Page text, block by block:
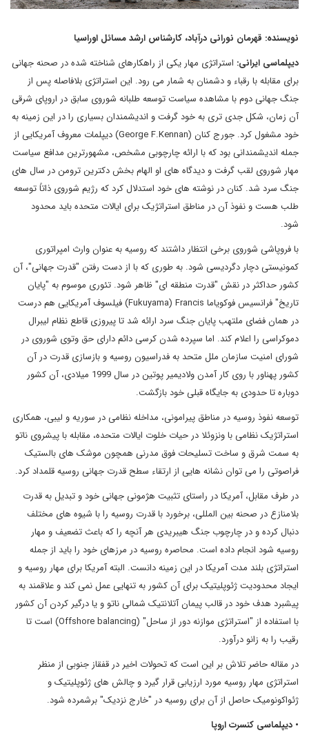
نویسنده: قهرمان نورانی درآباد، کارشناس ارشد مسائل اوراسیا
دیپلماسی ایرانی: استراتژی مهار یکی از راهکارهای شناخته شده در صحنه جهانی
برای مقابله با رقباء و دشمنان به شمار می رود. این استراتژی بلافاصله پس از
جنگ جهانی دوم با مشاهده سیاست توسعه طلبانه شوروی سابق در اروپای شرقی
آن زمان، شکل جدی تری به خود گرفت و اندیشمندان بسیاری را در این زمینه به
خود مشغول کرد. جورج کنان (George F.Kennan) دیپلمات معروف آمریکایی از
جمله اندیشمندانی بود که با ارائه چارچوبی مشخص، مشهورترین مدافع سیاست
مهار شوروی لقب گرفت و دیدگاه های او الهام بخش دکترین ترومن در سال های
جنگ سرد شد. کنان در نوشته های خود استدلال کرد که رژیم شوروی ذاتاً توسعه
طلب هست و نفوذ آن در مناطق استراتژیک برای ایالات متحده باید محدود
شود.
با فروپاشی شوروی برخی انتظار داشتند که روسیه به عنوان وارث امپراتوری
کمونیستی دچار دگردیسی شود. به طوری که با از دست رفتن "قدرت جهانی"، آن
کشور حداکثر در نقش "قدرت منطقه ای" ظاهر شود. تئوری موسوم به "پایان
تاریخ" فرانسیس فوکویاما Fukuyama) Francis) فیلسوف آمریکایی هم درست
در همان فضای ملتهب پایان جنگ سرد ارائه شد تا پیروزی قاطع نظام لیبرال
دموکراسی را اعلام کند. اما سپرده شدن کرسی دائم دارای حق وتوی شوروی در
شورای امنیت سازمان ملل متحد به فدراسیون روسیه و بازسازی قدرت در آن
کشور پهناور با روی کار آمدن ولادیمیر پوتین در سال 1999 میلادی، آن کشور
دوباره تا حدودی به جایگاه قبلی خود بازگشت.
توسعه نفوذ روسیه در مناطق پیرامونی، مداخله نظامی در سوریه و لیبی، همکاری
استراتژیک نظامی با ونزوئلا در حیات خلوت ایالات متحده، مقابله با پیشروی ناتو
به سمت شرق و ساخت تسلیحات فوق مدرنی همچون موشک های بالستیک
فراصوتی را می توان نشانه هایی از ارتقاء سطح قدرت جهانی روسیه قلمداد کرد.
در طرف مقابل، آمریکا در راستای تثبیت هژمونی جهانی خود و تبدیل به قدرت
بلامنازع در صحنه بین المللی، برخورد با قدرت روسیه را با شیوه های مختلف
دنبال کرده و در چارچوب جنگ هیبریدی هر آنچه را که باعث تضعیف و مهار
روسیه شود انجام داده است. محاصره روسیه در مرزهای خود را باید از جمله
استراتژی بلند مدت آمریکا در این زمینه دانست. البته آمریکا برای مهار روسیه و
ایجاد محدودیت ژئوپلیتیک برای آن کشور به تنهایی عمل نمی کند و علاقمند به
پیشبرد هدف خود در قالب پیمان آتلانتیک شمالی ناتو و یا درگیر کردن آن کشور
با استفاده از "استراتژی موازنه دور از ساحل" (Offshore balancing) است تا
رقیب را به زانو درآورد.
در مقاله حاضر تلاش بر این است که تحولات اخیر در قفقاز جنوبی از منظر
استراتژی مهار روسیه مورد ارزیابی قرار گیرد و چالش های ژئوپلیتیک و
ژئواکونومیک حاصل از آن برای روسیه در "خارج نزدیک" برشمرده شود.
• دیپلماسی کنسرت اروپا